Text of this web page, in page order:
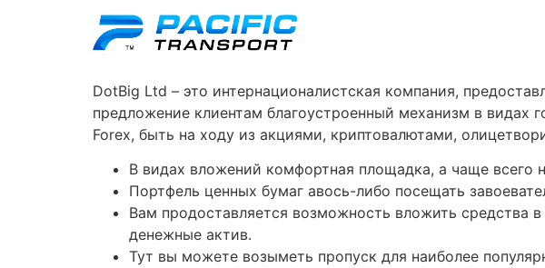
DotBig Ltd – это интернационалистская компания,
предложение клиентам благоустроенный механизм в видах
Forex, быть на ходу из акциями, криптовалютами,
В видах вложений комфортная площадка, а чаще всего
Портфель ценных бумаг авось-либо посещать
Вам продоставляется возможность вложить средства
денежные актив.
Тут вы можете возыметь пропуск для наиболее